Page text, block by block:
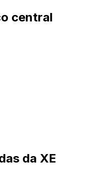
central
da XE